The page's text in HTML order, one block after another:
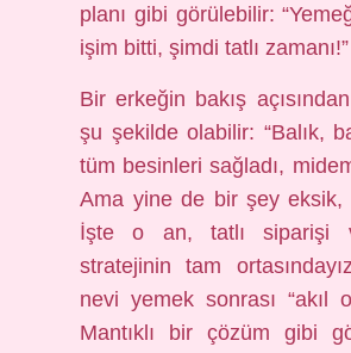
planı gibi görülebilir:
işim bitti, şimdi tatlı zamanı!”
Bir erkeğin bakış
şu şekilde olabilir: “Balık,
tüm besinleri sağladı,
Ama yine de bir şey eksik,
İşte o an, tatlı siparişi
stratejinin tam
nevi yemek sonrası “akıl
Mantıklı bir çözüm gibi